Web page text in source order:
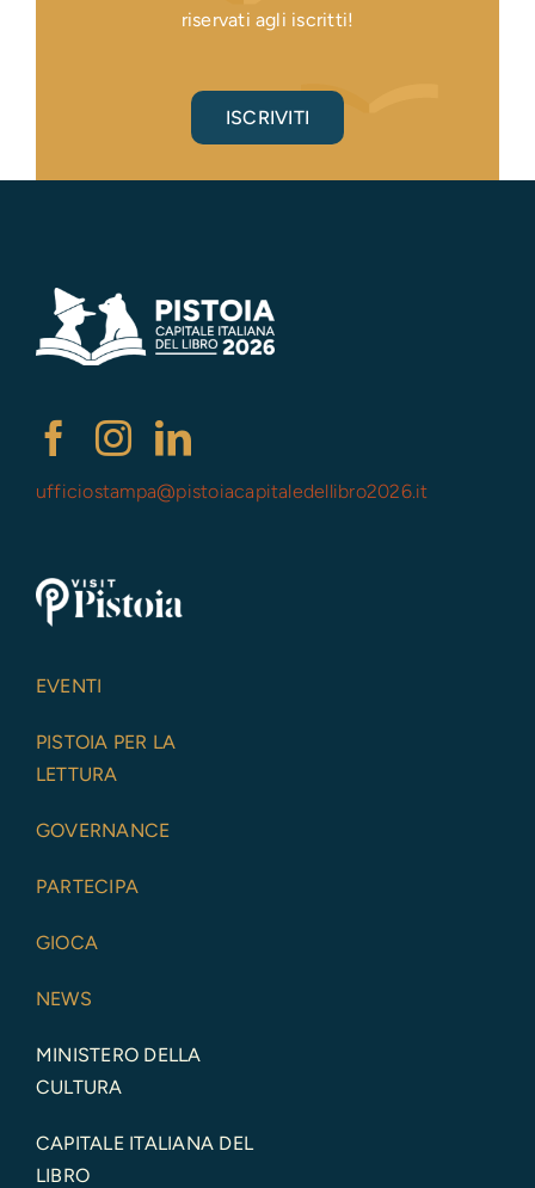
riservati agli iscritti!
ISCRIVITI
ufficiostampa@pistoiacapitaledellibro2026.it
EVENTI
PISTOIA PER LA
LETTURA
GOVERNANCE
PARTECIPA
GIOCA
NEWS
MINISTERO DELLA
CULTURA
CAPITALE ITALIANA DEL
LIBRO